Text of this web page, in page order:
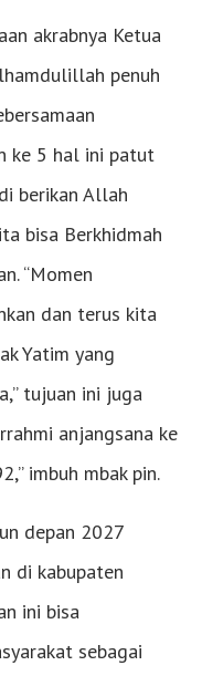
akrabnya Ketua
penuh
ke 5 hal ini patut
berikan Allah
bisa Berkhidmah
“Momen
dan terus kita
Yatim yang
tujuan ini juga
anjangsana ke
imbuh mbak pin.
depan 2027
di kabupaten
ini bisa
sebagai